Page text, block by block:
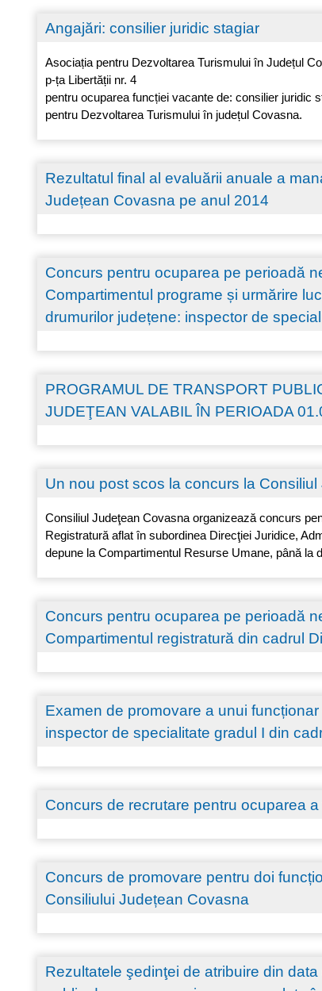
Angajări: consilier juridic stagiar
Asociația pentru Dezvoltarea Turismului în Județul
p-ța Libertății nr. 4
pentru ocuparea funcției vacante de: consilier juridic
pentru Dezvoltarea Turismului în județul Covasna.
Rezultatul final al evaluării anuale a
Județean Covasna pe anul 2014
Concurs pentru ocuparea pe perioadă
Compartimentul programe și urmărire
drumurilor județene: inspector de
PROGRAMUL DE TRANSPORT
JUDEŢEAN VALABIL ÎN PERIOADA
Un nou post scos la concurs la
Consiliul Judeţean Covasna organizează concurs
Registratură aflat în subordinea Direcţiei Juridice,
depune la Compartimentul Resurse Umane, până la
Concurs pentru ocuparea pe perioadă
Compartimentul registratură din cadrul
Examen de promovare a unui
inspector de specialitate gradul I din
Concurs de recrutare pentru ocuparea
Concurs de promovare pentru doi
Consiliului Județean Covasna
Rezultatele şedinţei de atribuire din